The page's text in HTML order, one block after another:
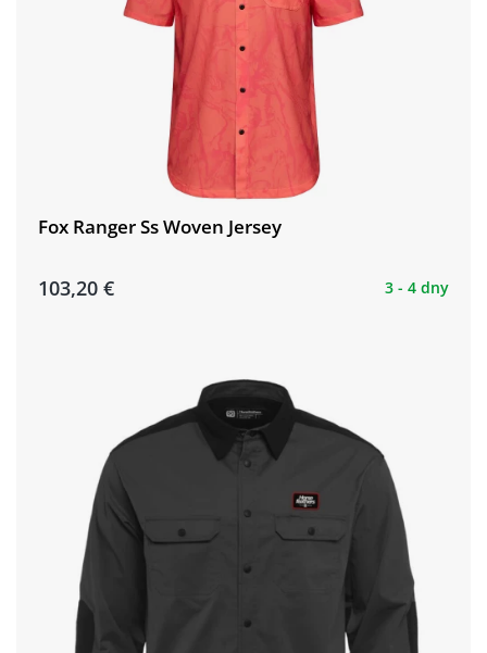
Fox Ranger Ss Woven Jersey
103,20 € 3 - 4 dny